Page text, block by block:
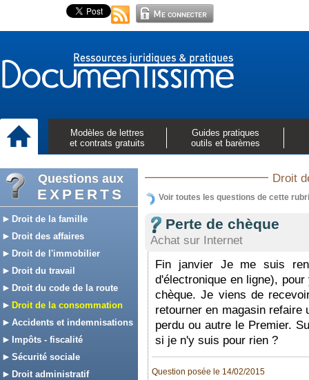
Modèles de lettres
et contrats gratuits
Guides pratiques
outils et barèmes
Questions aux
EXPERTS
Droit de la famille
Droit des affaires
Droit de l'immobilier
Droit du travail
Droit du code de la route
Droit de la consommation
Accidents et indemnisations
Impôts - fiscalité
Sécurité sociale
Droit administratif
Droit
Voir toutes les questions de cette
Perte de chèque
Achat sur Internet
Fin janvier Je me suis
d'électronique en ligne),
chèque. Je viens de
retourner en magasin refaire
perdu ou autre le Premier.
si je n'y suis pour rien ?
Question posée le 14/02/2015